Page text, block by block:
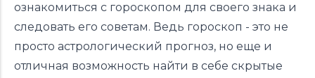
ознакомиться с гороскопом для своего знака и
следовать его советам. Ведь гороскоп - это не
просто астрологический прогноз, но еще и
отличная возможность найти в себе скрытые